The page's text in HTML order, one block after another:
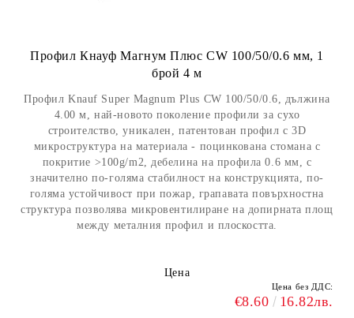
Профил Кнауф Магнум Плюс CW 100/50/0.6 мм, 1
брой 4 м
Профил Knauf Super Magnum Plus CW 100/50/0.6, дължина
4.00 м, най-новото поколение профили за сухо
строителство, уникален, патентован профил с 3D
микроструктура на материала - поцинкована стомана с
покритие >100g/m2, дебелина на профила 0.6 мм, с
значително по-голяма стабилност на конструкцията, по-
голяма устойчивост при пожар, грапавата повърхностна
структура позволява микровентилиране на допирната площ
между металния профил и плоскостта.
Цена
Цена без ДДС:
€8.60 16.82лв.